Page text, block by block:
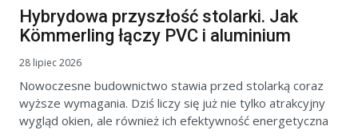
Hybrydowa przyszłość stolarki. Jak
Kömmerling łączy PVC i aluminium
28 lipiec 2026
Nowoczesne budownictwo stawia przed stolarką coraz
wyższe wymagania. Dziś liczy się już nie tylko atrakcyjny
wygląd okien, ale również ich efektywność energetyczna